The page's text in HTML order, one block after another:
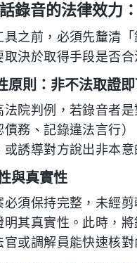
錄音的法律效力
具之前，必須先釐清
取決於取得手段是否
原則：非不法取證
法院判例，若錄音者
債務、記錄違法言行
或誘導對方說出非本
與真實性
必須保持完整，未經
明其真實性。此時，
官或調解員能快速核對